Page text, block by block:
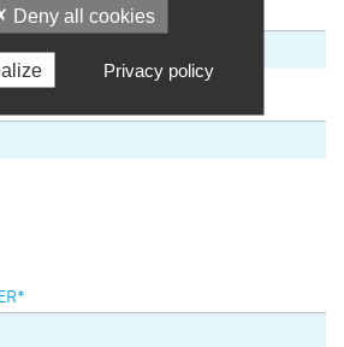
/ NIVEAU
*
Deny all cookies
Privacy policy